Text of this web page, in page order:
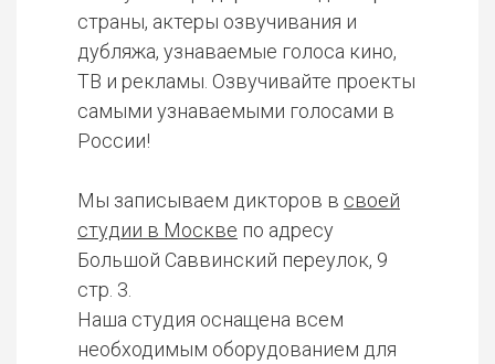
страны, актеры озвучивания и
дубляжа, узнаваемые голоса кино,
ТВ и рекламы. Озвучивайте проекты
самыми узнаваемыми голосами в
России!
Мы записываем дикторов в своей
студии в Москве по адресу
Большой Саввинский переулок, 9
стр. 3.
Наша студия оснащена всем
необходимым оборудованием для